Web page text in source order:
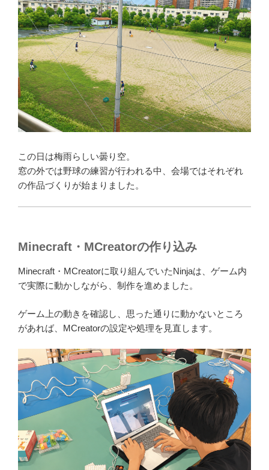
この日は梅雨らしい曇り空。
窓の外では野球の練習が行われる中、会場ではそれぞれ
の作品づくりが始まりました。
Minecraft・MCreatorの作り込み
Minecraft・MCreatorに取り組んでいたNinjaは、ゲーム内
で実際に動かしながら、制作を進めました。
ゲーム上の動きを確認し、思った通りに動かないところ
があれば、MCreatorの設定や処理を見直します。